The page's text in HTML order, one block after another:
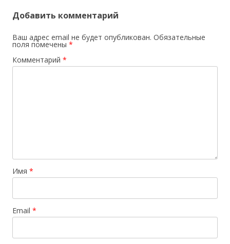
Добавить комментарий
Ваш адрес email не будет опубликован. Обязательные
поля помечены *
Комментарий *
Имя *
Email *